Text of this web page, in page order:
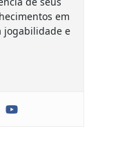
em
jogabilidade e